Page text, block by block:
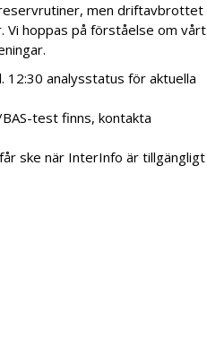
men driftavbrottet
Vi hoppas på förståelse om vårt
analysstatus för aktuella
test finns, kontakta
ske när InterInfo är tillgängligt